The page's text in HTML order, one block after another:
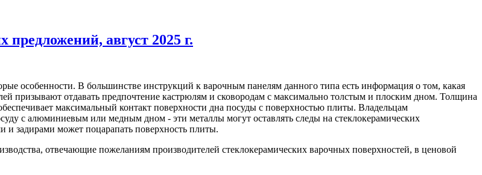
август 2025 г.
особенности. В большинстве инструкций к варочным панелям данного типа есть информация о том, какая
призывают отдавать предпочтение кастрюлям и сковородам с максимально толстым и плоским дном. Толщина
максимальный контакт поверхности дна посуды с поверхностью плиты. Владельцам
с алюминиевым или медным дном - эти металлы могут оставлять следы на стеклокерамических
и задирами может поцарапать поверхность плиты.
отвечающие пожеланиям производителей стеклокерамических варочных поверхностей, в ценовой